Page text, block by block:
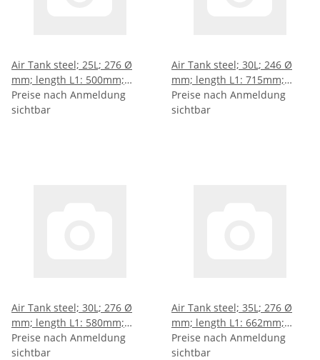
Air Tank steel; 25L; 276 Ø
mm; length L1: 500mm;
length L2: 488mm; length
L3: 344mm; length L4:
Preise nach Anmeldung
sichtbar
Air Tank steel; 30L; 246 Ø
mm; length L1: 715mm;
length L2: 703mm; length
L3: 559mm; length L4:
Preise nach Anmeldung
sichtbar
Air Tank steel; 30L; 276 Ø
mm; length L1: 580mm;
length L2: 568mm; length
L3: 424mm; length L4:
Preise nach Anmeldung
sichtbar
Air Tank steel; 35L; 276 Ø
mm; length L1: 662mm;
length L2: 650mm; length
L3: 506mm; length L4:
Preise nach Anmeldung
sichtbar